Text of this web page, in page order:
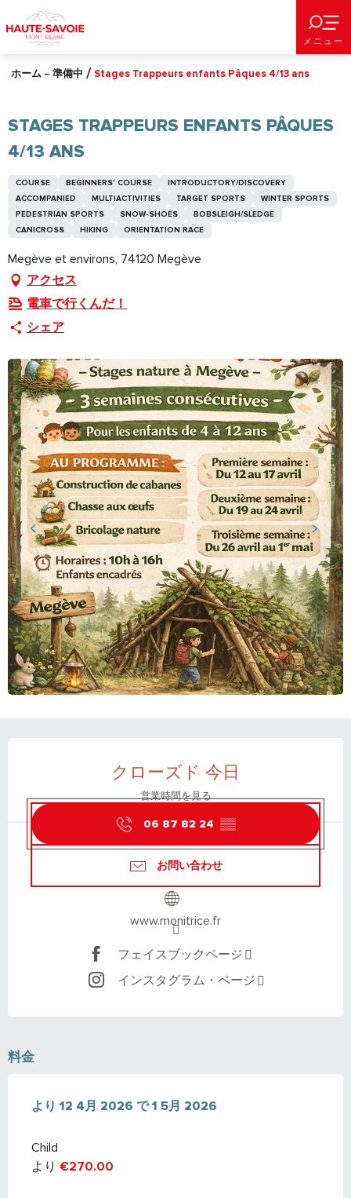
au
contenu
principal
メニュー
ホーム – 準備中 Stages Trappeurs enfants Pâques 4/13 ans
STAGES TRAPPEURS ENFANTS PÂQUES
4/13 ANS
COURSE BEGINNERS' COURSE
INTRODUCTORY/DISCOVERY
ACCOMPANIED
MULTIACTIVITIES TARGET SPORTS
WINTER SPORTS
PEDESTRIAN SPORTS
SNOW-SHOES
BOBSLEIGH/SLEDGE
CANICROSS
HIKING ORIENTATION RACE
Megève et environs, 74120 Megève
アクセス
電車で行くんだ！
シェア
クローズド 今日
営業時間を見る
06 87 82 24 ▒▒
お問い合わせ
www.monitrice.fr
フェイスブックページ
インスタグラム・ページ
料金
より 12 4月 2026 で1 5月 2026
より 12 4月 2026 で1 5月 2026
Child
より €270.00